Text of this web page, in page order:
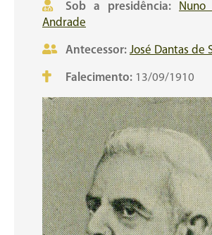
Sob a presidência:
Nuno
Andrade
Antecessor: José Dantas de
Falecimento: 13/09/1910